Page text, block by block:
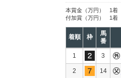
本賞金 （万円） 1着
付加賞 （万円） 1着
着順 枠
馬
番
1 3
2 14